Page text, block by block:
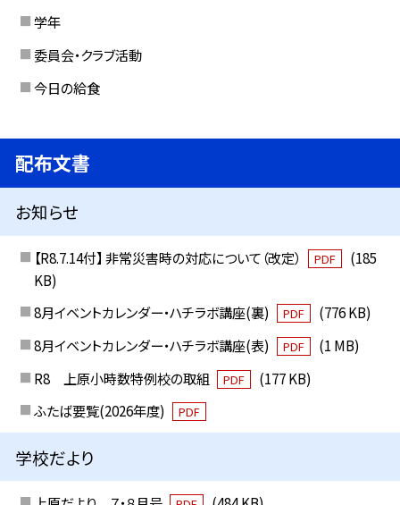
学年
委員会・クラブ活動
今日の給食
配布文書
お知らせ
【R8.7.14付】 非常災害時の対応について（改定） PDF
(185
KB)
8月イベントカレンダー・ハチラボ講座(裏)
PDF
(776 KB)
8月イベントカレンダー・ハチラボ講座(表)
PDF
(1 MB)
R8 上原小時数特例校の取組
PDF
(177 KB)
ふたば要覧(2026年度)
PDF
学校だより